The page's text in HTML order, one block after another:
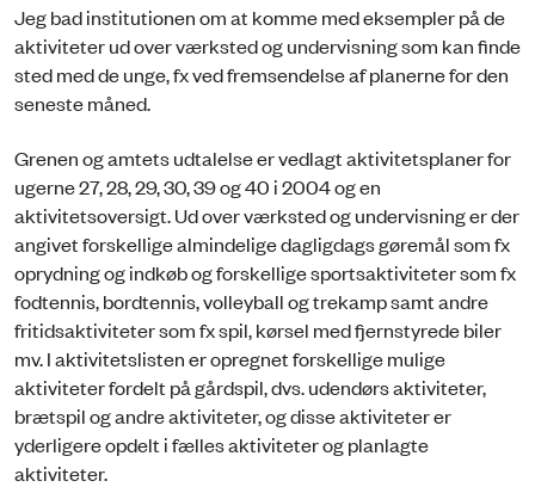
Jeg bad institutionen om at komme med eksempler på de
aktiviteter ud over værksted og undervisning som kan finde
sted med de unge, fx ved fremsendelse af planerne for den
seneste måned.
Grenen og amtets udtalelse er vedlagt aktivitetsplaner for
ugerne 27, 28, 29, 30, 39 og 40 i 2004 og en
aktivitetsoversigt. Ud over værksted og undervisning er der
angivet forskellige almindelige dagligdags gøremål som fx
oprydning og indkøb og forskellige sportsaktiviteter som fx
fodtennis, bordtennis, volleyball og trekamp samt andre
fritidsaktiviteter som fx spil, kørsel med fjernstyrede biler
mv. I aktivitetslisten er opregnet forskellige mulige
aktiviteter fordelt på gårdspil, dvs. udendørs aktiviteter,
brætspil og andre aktiviteter, og disse aktiviteter er
yderligere opdelt i fælles aktiviteter og planlagte
aktiviteter.